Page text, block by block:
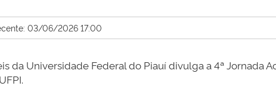
03/06/2026 17:00
da Universidade Federal do Piauí divulga a 4ª Jornada